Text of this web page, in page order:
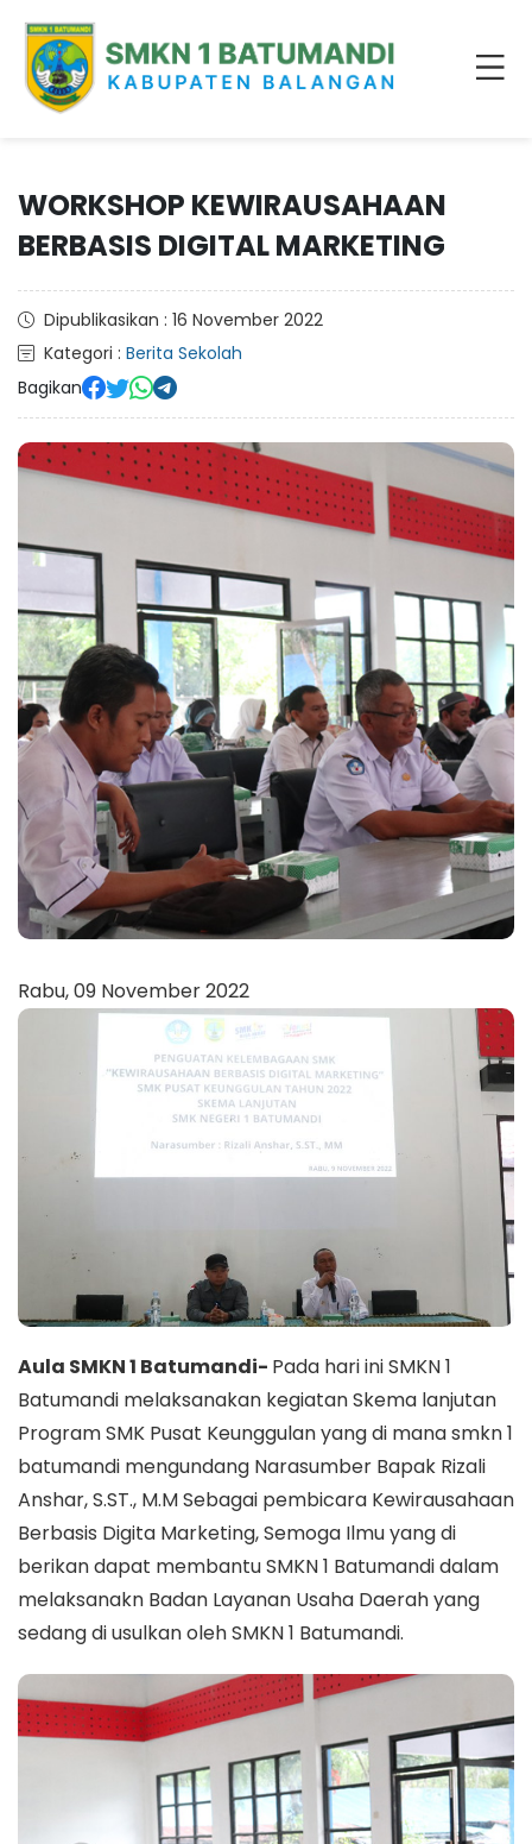
WORKSHOP KEWIRAUSAHAAN
BERBASIS DIGITAL MARKETING
Dipublikasikan : 16 November 2022
Kategori : Berita Sekolah
Bagikan
Rabu, 09 November 2022
Aula SMKN 1 Batumandi- Pada hari ini SMKN 1
Batumandi melaksanakan kegiatan Skema lanjutan
Program SMK Pusat Keunggulan yang di mana smkn 1
batumandi mengundang Narasumber Bapak Rizali
Anshar, S.ST., M.M Sebagai pembicara Kewirausahaan
Berbasis Digita Marketing, Semoga Ilmu yang di
berikan dapat membantu SMKN 1 Batumandi dalam
melaksanakn Badan Layanan Usaha Daerah yang
sedang di usulkan oleh SMKN 1 Batumandi.